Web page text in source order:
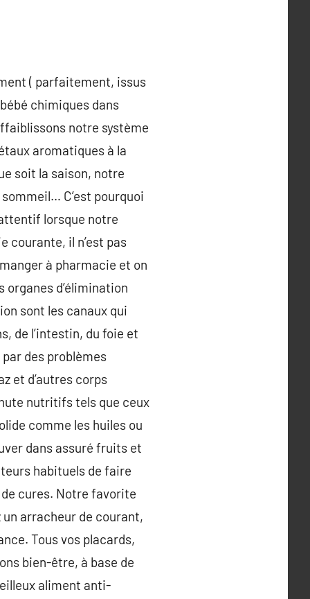
( parfaitement, issus
chimiques dans
notre système
aromatiques à la
soit la saison, notre
C’est pourquoi
lorsque notre
courante, il n’est pas
à pharmacie et on
d’élimination
sont les canaux qui
de l’intestin, du foie et
des problèmes
et d’autres corps
nutritifs tels que ceux
comme les huiles ou
dans assuré fruits et
habituels de faire
cures. Notre favorite
arracheur de courant,
Tous vos placards,
bien-être, à base de
aliment anti-